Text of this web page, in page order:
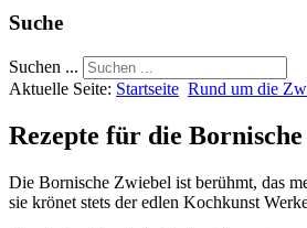
Suche
Suchen ...
Aktuelle Seite: Startseite Rund um die
Rezepte für die
Die Bornische Zwiebel ist berühmt, das
sie krönet stets der edlen Kochkunst